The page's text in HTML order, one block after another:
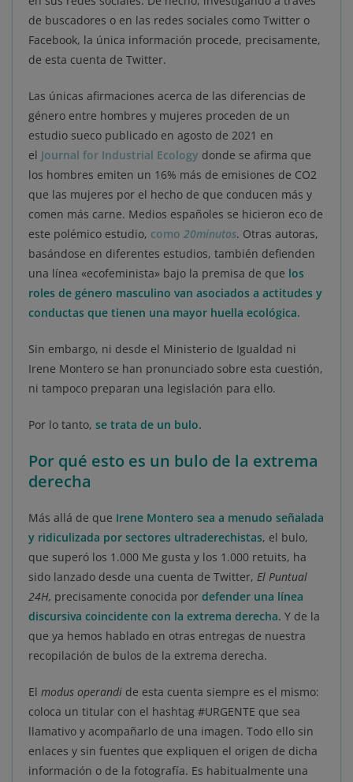
de buscadores o en las redes sociales como Twitter o
Facebook, la única información procede, precisamente,
de esta cuenta de Twitter.
Las únicas afirmaciones acerca de las diferencias de
género entre hombres y mujeres proceden de un
estudio sueco publicado en agosto de 2021 en
el Journal for Industrial Ecology donde se afirma que
los hombres emiten un 16% más de emisiones de CO2
que las mujeres por el hecho de que conducen más y
comen más carne. Medios españoles se hicieron eco de
este polémico estudio, como 20minutos. Otras autoras,
basándose en diferentes estudios, también defienden
una línea «ecofeminista» bajo la premisa de que los
roles de género masculino van asociados a actitudes y
conductas que tienen una mayor huella ecológica.
Sin embargo, ni desde el Ministerio de Igualdad ni
Irene Montero se han pronunciado sobre esta cuestión,
ni tampoco preparan una legislación para ello.
Por lo tanto, se trata de un bulo.
Por qué esto es un bulo de la extrema
derecha
Más allá de que Irene Montero sea a menudo señalada
y ridiculizada por sectores ultraderechistas, el bulo,
que superó los 1.000 Me gusta y los 1.000 retuits, ha
sido lanzado desde una cuenta de Twitter, El Puntual
24H, precisamente conocida por defender una línea
discursiva coincidente con la extrema derecha. Y de la
que ya hemos hablado en otras entregas de nuestra
recopilación de bulos de la extrema derecha.
El modus operandi de esta cuenta siempre es el mismo:
coloca un titular con el hashtag #URGENTE que sea
llamativo y acompañarlo de una imagen. Todo ello sin
enlaces y sin fuentes que expliquen el origen de dicha
información o de la fotografía. Es habitualmente una